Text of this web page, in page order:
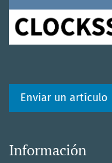
Enviar un artículo
Información